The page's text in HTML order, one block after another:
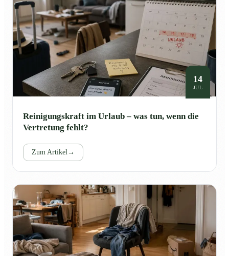
14
JUL
Reinigungskraft im Urlaub – was tun, wenn die
Vertretung fehlt?
Zum Artikel→